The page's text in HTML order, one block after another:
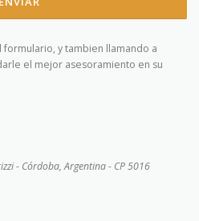
y tambien llamando a
el mejor asesoramiento en su
- Córdoba, Argentina - CP 5016